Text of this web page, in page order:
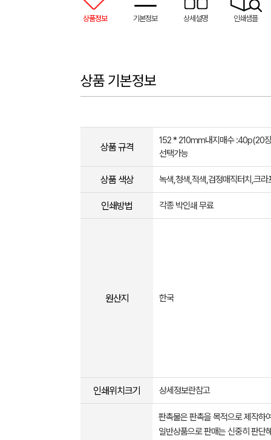
상품정보 기본정보 상세설명 인쇄샘플
상품 기본정보
상품 규격
152 * 210mm내지매수 :40p(20
선택가능
상품 색상 녹색,청색,적색,검정매직터치,크라
인쇄방법 각종 박인쇄 무료
원산지 한국
인쇄위치크기 상세정보란참고
판촉물은 판촉을 목적으로 제작하
일반상품으로 판매는 신중히 판단